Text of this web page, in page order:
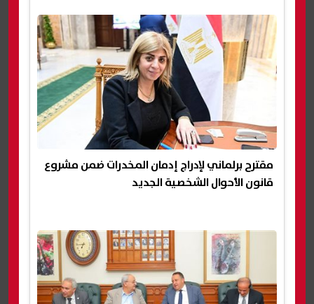
مقترح برلماني لإدراج إدمان المخدرات ضمن مشروع
قانون الأحوال الشخصية الجديد